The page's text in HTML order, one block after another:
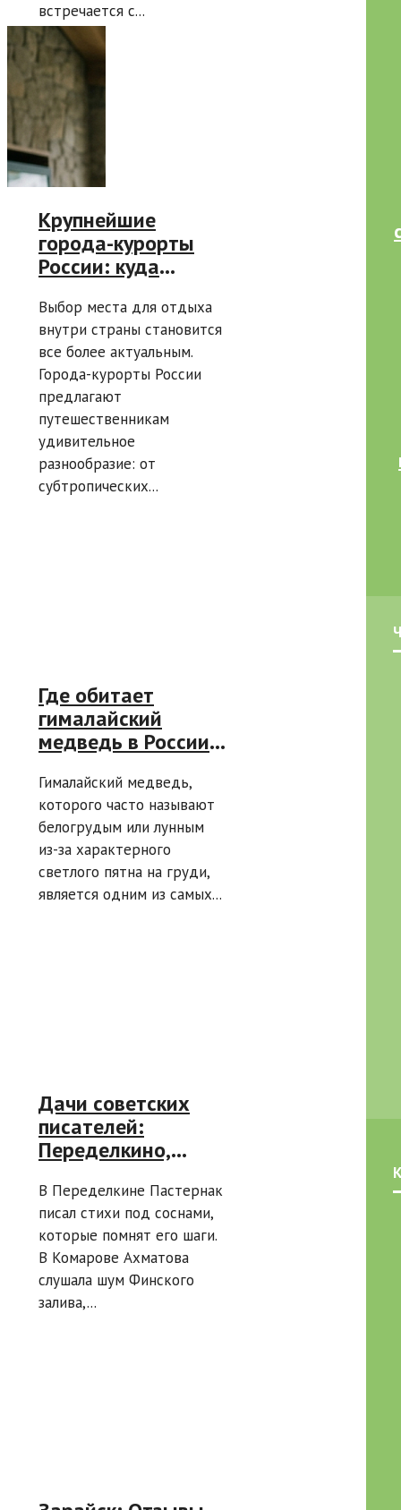
встречается с...
Крупнейшие
города-курорты
России: куда
посмотреть:
руководство по
отдыху
Выбор места для отдыха
внутри страны становится
все более актуальным.
Города-курорты России
предлагают
путешественникам
удивительное
разнообразие: от
субтропических...
Где обитает
гималайский
медведь в России
Амурской области
Гималайский медведь,
которого часто называют
белогрудым или лунным
из-за характерного
светлого пятна на груди,
является одним из самых...
Дачи советских
писателей:
Переделкино,
что посмотреть и
как добраться
В Переделкине Пастернак
писал стихи под соснами,
которые помнят его шаги.
В Комарове Ахматова
слушала шум Финского
залива,...